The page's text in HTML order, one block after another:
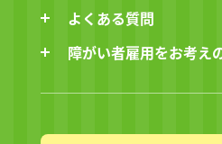
よくある質問
障がい者雇用をお考え